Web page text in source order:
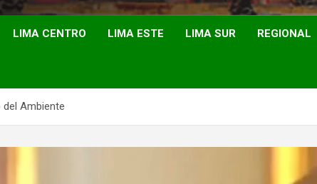
LIMA CENTRO LIMA ESTE LIMA SUR REGIONAL
Ambiente